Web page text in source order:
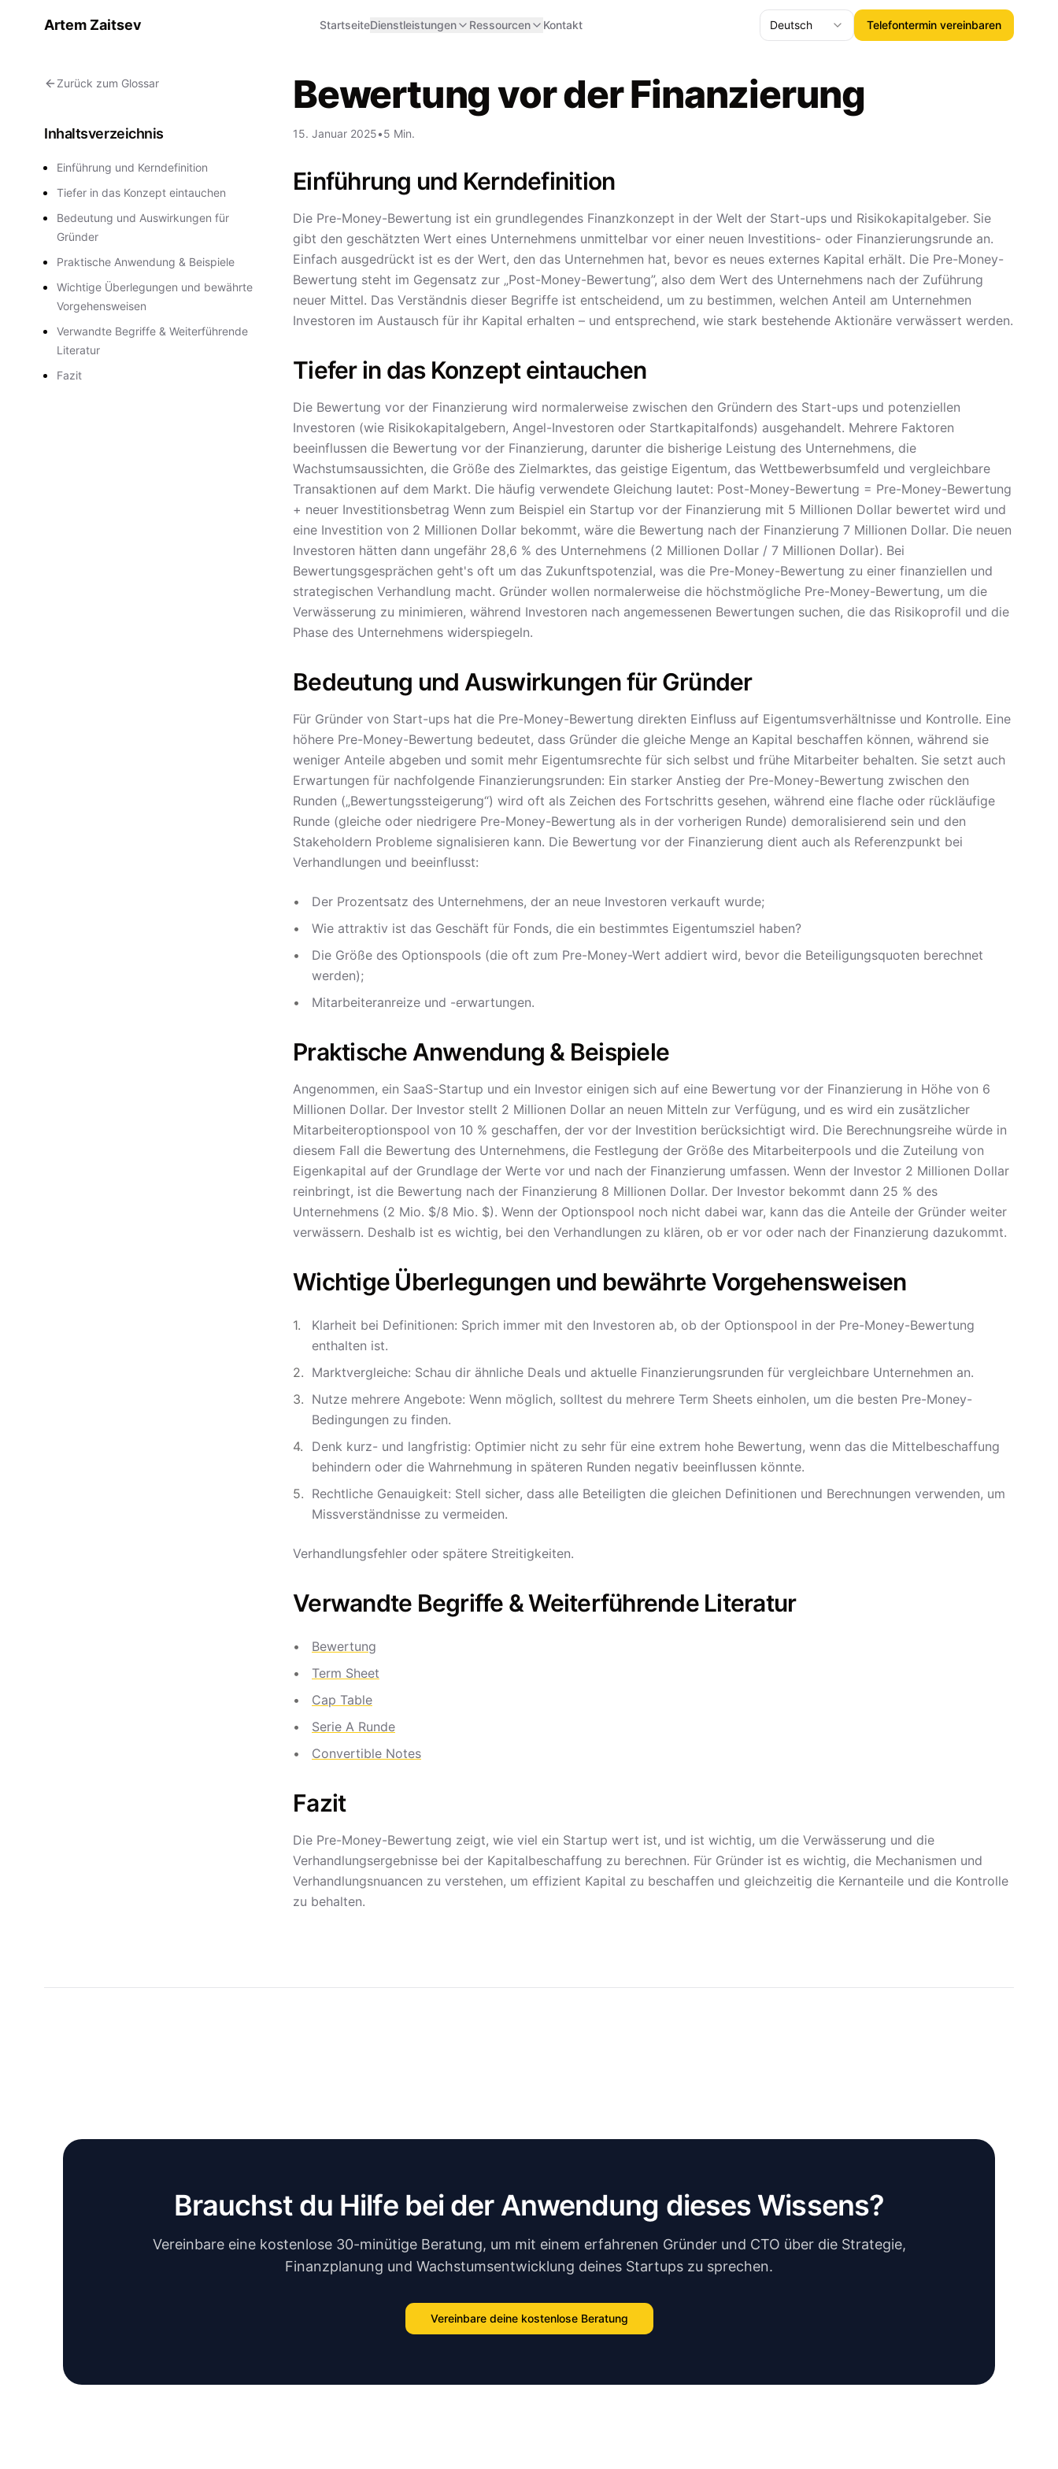
Artem Zaitsev StartseiteDienstleistungen Ressourcen Kontakt Deutsch Telefontermin vereinbaren
Zurück zum Glossar
Inhaltsverzeichnis
Einführung und Kerndefinition
Tiefer in das Konzept eintauchen
Bedeutung und Auswirkungen für
Gründer
Praktische Anwendung & Beispiele
Wichtige Überlegungen und bewährte
Vorgehensweisen
Verwandte Begriffe & Weiterführende
Literatur
Fazit
Bewertung vor der Finanzierung
15. Januar 2025•5 Min.
Einführung und Kerndefinition
Die Pre-Money-Bewertung ist ein grundlegendes Finanzkonzept in der Welt der Start-ups und Risikokapitalgeber. Sie
gibt den geschätzten Wert eines Unternehmens unmittelbar vor einer neuen Investitions- oder Finanzierungsrunde an.
Einfach ausgedrückt ist es der Wert, den das Unternehmen hat, bevor es neues externes Kapital erhält. Die Pre-Money-
Bewertung steht im Gegensatz zur „Post-Money-Bewertung”, also dem Wert des Unternehmens nach der Zuführung
neuer Mittel. Das Verständnis dieser Begriffe ist entscheidend, um zu bestimmen, welchen Anteil am Unternehmen
Investoren im Austausch für ihr Kapital erhalten – und entsprechend, wie stark bestehende Aktionäre verwässert werden.
Tiefer in das Konzept eintauchen
Die Bewertung vor der Finanzierung wird normalerweise zwischen den Gründern des Start-ups und potenziellen
Investoren (wie Risikokapitalgebern, Angel-Investoren oder Startkapitalfonds) ausgehandelt. Mehrere Faktoren
beeinflussen die Bewertung vor der Finanzierung, darunter die bisherige Leistung des Unternehmens, die
Wachstumsaussichten, die Größe des Zielmarktes, das geistige Eigentum, das Wettbewerbsumfeld und vergleichbare
Transaktionen auf dem Markt. Die häufig verwendete Gleichung lautet: Post-Money-Bewertung = Pre-Money-Bewertung
+ neuer Investitionsbetrag Wenn zum Beispiel ein Startup vor der Finanzierung mit 5 Millionen Dollar bewertet wird und
eine Investition von 2 Millionen Dollar bekommt, wäre die Bewertung nach der Finanzierung 7 Millionen Dollar. Die neuen
Investoren hätten dann ungefähr 28,6 % des Unternehmens (2 Millionen Dollar / 7 Millionen Dollar). Bei
Bewertungsgesprächen geht's oft um das Zukunftspotenzial, was die Pre-Money-Bewertung zu einer finanziellen und
strategischen Verhandlung macht. Gründer wollen normalerweise die höchstmögliche Pre-Money-Bewertung, um die
Verwässerung zu minimieren, während Investoren nach angemessenen Bewertungen suchen, die das Risikoprofil und die
Phase des Unternehmens widerspiegeln.
Bedeutung und Auswirkungen für Gründer
Für Gründer von Start-ups hat die Pre-Money-Bewertung direkten Einfluss auf Eigentumsverhältnisse und Kontrolle. Eine
höhere Pre-Money-Bewertung bedeutet, dass Gründer die gleiche Menge an Kapital beschaffen können, während sie
weniger Anteile abgeben und somit mehr Eigentumsrechte für sich selbst und frühe Mitarbeiter behalten. Sie setzt auch
Erwartungen für nachfolgende Finanzierungsrunden: Ein starker Anstieg der Pre-Money-Bewertung zwischen den
Runden („Bewertungssteigerung“) wird oft als Zeichen des Fortschritts gesehen, während eine flache oder rückläufige
Runde (gleiche oder niedrigere Pre-Money-Bewertung als in der vorherigen Runde) demoralisierend sein und den
Stakeholdern Probleme signalisieren kann. Die Bewertung vor der Finanzierung dient auch als Referenzpunkt bei
Verhandlungen und beeinflusst:
Der Prozentsatz des Unternehmens, der an neue Investoren verkauft wurde;
Wie attraktiv ist das Geschäft für Fonds, die ein bestimmtes Eigentumsziel haben?
Die Größe des Optionspools (die oft zum Pre-Money-Wert addiert wird, bevor die Beteiligungsquoten berechnet
werden);
Mitarbeiteranreize und -erwartungen.
Praktische Anwendung & Beispiele
Angenommen, ein SaaS-Startup und ein Investor einigen sich auf eine Bewertung vor der Finanzierung in Höhe von 6
Millionen Dollar. Der Investor stellt 2 Millionen Dollar an neuen Mitteln zur Verfügung, und es wird ein zusätzlicher
Mitarbeiteroptionspool von 10 % geschaffen, der vor der Investition berücksichtigt wird. Die Berechnungsreihe würde in
diesem Fall die Bewertung des Unternehmens, die Festlegung der Größe des Mitarbeiterpools und die Zuteilung von
Eigenkapital auf der Grundlage der Werte vor und nach der Finanzierung umfassen. Wenn der Investor 2 Millionen Dollar
reinbringt, ist die Bewertung nach der Finanzierung 8 Millionen Dollar. Der Investor bekommt dann 25 % des
Unternehmens (2 Mio. $/8 Mio. $). Wenn der Optionspool noch nicht dabei war, kann das die Anteile der Gründer weiter
verwässern. Deshalb ist es wichtig, bei den Verhandlungen zu klären, ob er vor oder nach der Finanzierung dazukommt.
Wichtige Überlegungen und bewährte Vorgehensweisen
Klarheit bei Definitionen: Sprich immer mit den Investoren ab, ob der Optionspool in der Pre-Money-Bewertung
enthalten ist.
Marktvergleiche: Schau dir ähnliche Deals und aktuelle Finanzierungsrunden für vergleichbare Unternehmen an.
Nutze mehrere Angebote: Wenn möglich, solltest du mehrere Term Sheets einholen, um die besten Pre-Money-
Bedingungen zu finden.
Denk kurz- und langfristig: Optimier nicht zu sehr für eine extrem hohe Bewertung, wenn das die Mittelbeschaffung
behindern oder die Wahrnehmung in späteren Runden negativ beeinflussen könnte.
Rechtliche Genauigkeit: Stell sicher, dass alle Beteiligten die gleichen Definitionen und Berechnungen verwenden, um
Missverständnisse zu vermeiden.
Verhandlungsfehler oder spätere Streitigkeiten.
Verwandte Begriffe & Weiterführende Literatur
Bewertung
Term Sheet
Cap Table
Serie A Runde
Convertible Notes
Fazit
Die Pre-Money-Bewertung zeigt, wie viel ein Startup wert ist, und ist wichtig, um die Verwässerung und die
Verhandlungsergebnisse bei der Kapitalbeschaffung zu berechnen. Für Gründer ist es wichtig, die Mechanismen und
Verhandlungsnuancen zu verstehen, um effizient Kapital zu beschaffen und gleichzeitig die Kernanteile und die Kontrolle
zu behalten.
Brauchst du Hilfe bei der Anwendung dieses Wissens?
Vereinbare eine kostenlose 30-minütige Beratung, um mit einem erfahrenen Gründer und CTO über die Strategie,
Finanzplanung und Wachstumsentwicklung deines Startups zu sprechen.
Vereinbare deine kostenlose Beratung